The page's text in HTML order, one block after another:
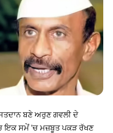
ਬਣੇ ਅਰੁਣ ਗਵਲੀ ਦੇ
ਇਕ ਸਮੇਂ 'ਚ ਮਜ਼ਬੂਤ ​​ਪਕੜ ਰੱਖਣ